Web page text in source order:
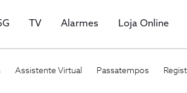
TV Alarmes Loja Online
Assistente Virtual Passatempos